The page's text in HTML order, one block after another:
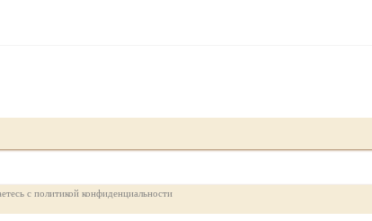
с политикой конфиденциальности